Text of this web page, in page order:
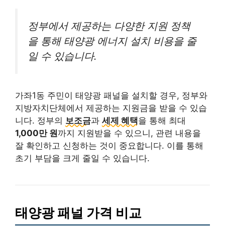
정부에서 제공하는 다양한 지원 정책
을 통해 태양광 에너지 설치 비용을 줄
일 수 있습니다.
가좌1동 주민이 태양광 패널을 설치할 경우, 정부와
지방자치단체에서 제공하는 지원금을 받을 수 있습
니다. 정부의 보조금과 세제 혜택을 통해 최대
1,000만 원까지 지원받을 수 있으니, 관련 내용을
잘 확인하고 신청하는 것이 중요합니다. 이를 통해
초기 부담을 크게 줄일 수 있습니다.
태양광 패널 가격 비교